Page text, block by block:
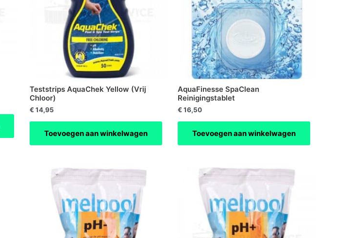
Teststrips AquaChek Yellow (Vrij
Chloor)
€14,95
Toevoegen aan winkelwagen
AquaFinesse SpaClean
Reinigingstablet
€16,50
Toevoegen aan winkelwagen